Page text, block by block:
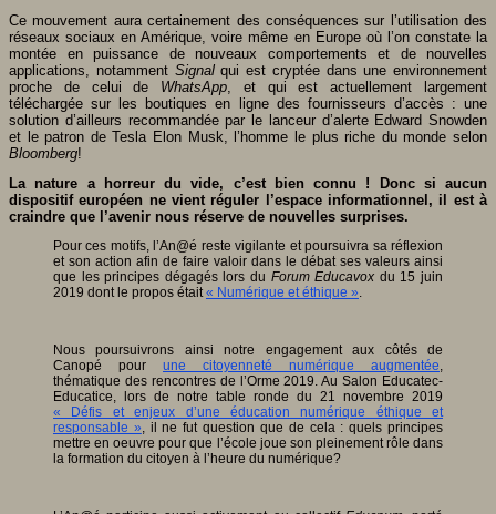
Ce mouvement aura certainement des conséquences sur l’utilisation des
réseaux sociaux en Amérique, voire même en Europe où l’on constate la
montée en puissance de nouveaux comportements et de nouvelles
applications, notamment Signalqui est cryptée dans une environnement
proche de celui de WhatsApp , et qui est actuellement largement
téléchargée sur les boutiques en ligne des fournisseurs d’accès : une
solution d’ailleurs recommandée par le lanceur d’alerte Edward Snowden
et le patron de Tesla Elon Musk, l’homme le plus riche du monde selon
Bloomberg!
La nature a horreur du vide, c’est bien connu ! Donc si aucun
dispositif européen ne vient réguler l’espace informationnel, il est à
craindre que l’avenir nous réserve de nouvelles surprises.
Pour ces motifs, l’An@é reste vigilante et poursuivra sa réflexion
et son action afin de faire valoir dans le débat ses valeurs ainsi
que les principes dégagés lors du Forum Educavox du 15 juin
2019 dont le propos était « Numérique et éthique »
Nous poursuivrons ainsi notre engagement aux côtés de
Canopé pour une citoyenneté numérique augmentée
thématique des rencontres de l’Orme 2019. Au Salon Educatec-
Educatice, lors de notre table ronde du 21 novembre 2019
« Défis et enjeux d’une éducation numérique éthique et
responsable » , il ne fut question que de cela : quels principes
mettre en oeuvre pour que l’école joue son pleinement rôle dans
la formation du citoyen à l’heure du numérique?